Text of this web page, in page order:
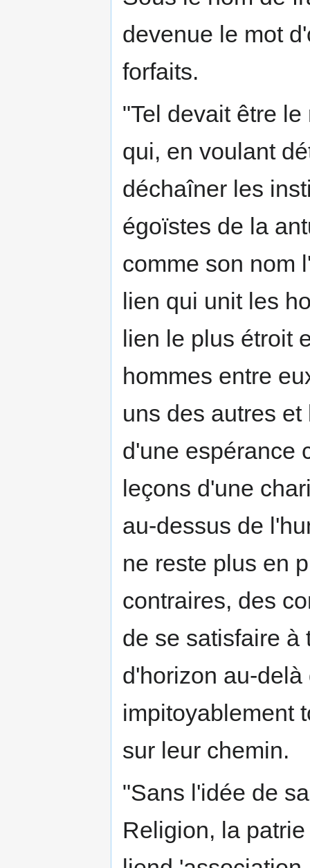
devenue le mot
forfaits.
"Tel devait être
qui, en voulant
déchaîner les
égoïstes de la
comme son nom
lien qui unit les
lien le plus étroit
hommes entre
uns des autres
d'une espérance
leçons d'une
au-dessus de
ne reste plus en
contraires, des
de se satisfaire à
d'horizon au-
impitoyablement
sur leur chemin.
"Sans l'idée de
Religion, la